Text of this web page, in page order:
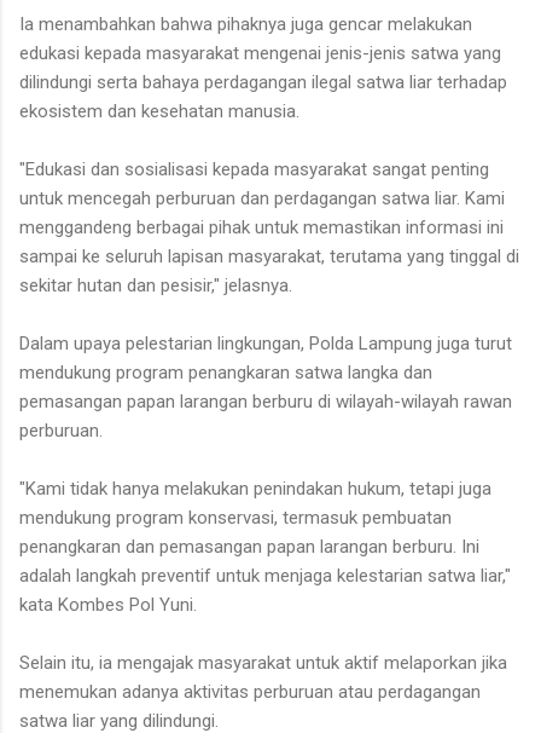
Ia menambahkan bahwa pihaknya juga gencar melakukan
edukasi kepada masyarakat mengenai jenis-jenis satwa yang
dilindungi serta bahaya perdagangan ilegal satwa liar terhadap
ekosistem dan kesehatan manusia.
"Edukasi dan sosialisasi kepada masyarakat sangat penting
untuk mencegah perburuan dan perdagangan satwa liar. Kami
menggandeng berbagai pihak untuk memastikan informasi ini
sampai ke seluruh lapisan masyarakat, terutama yang tinggal di
sekitar hutan dan pesisir," jelasnya.
Dalam upaya pelestarian lingkungan, Polda Lampung juga turut
mendukung program penangkaran satwa langka dan
pemasangan papan larangan berburu di wilayah-wilayah rawan
perburuan.
"Kami tidak hanya melakukan penindakan hukum, tetapi juga
mendukung program konservasi, termasuk pembuatan
penangkaran dan pemasangan papan larangan berburu. Ini
adalah langkah preventif untuk menjaga kelestarian satwa liar,"
kata Kombes Pol Yuni.
Selain itu, ia mengajak masyarakat untuk aktif melaporkan jika
menemukan adanya aktivitas perburuan atau perdagangan
satwa liar yang dilindungi.